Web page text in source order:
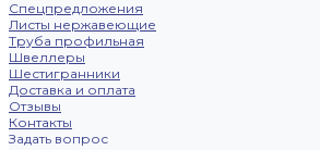
Спецпредложения
Листы нержавеющие
Труба профильная
Швеллеры
Шестигранники
Доставка и оплата
Отзывы
Контакты
Задать вопрос